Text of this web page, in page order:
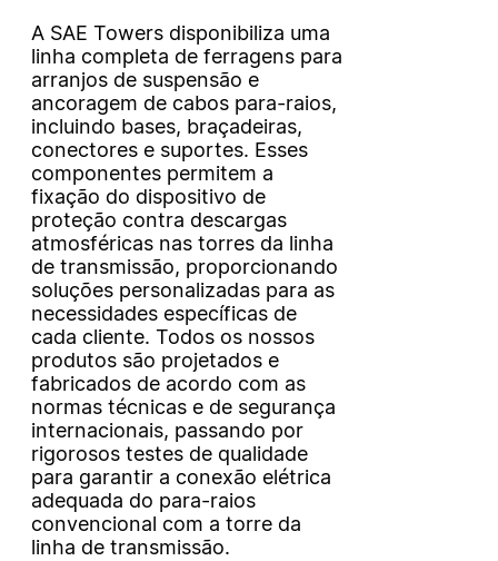
A SAE Towers disponibiliza uma
linha completa de ferragens para
arranjos de suspensão e
ancoragem de cabos para-raios,
incluindo bases, braçadeiras,
conectores e suportes. Esses
componentes permitem a
fixação do dispositivo de
proteção contra descargas
atmosféricas nas torres da linha
de transmissão, proporcionando
soluções personalizadas para as
necessidades específicas de
cada cliente. Todos os nossos
produtos são projetados e
fabricados de acordo com as
normas técnicas e de segurança
internacionais, passando por
rigorosos testes de qualidade
para garantir a conexão elétrica
adequada do para-raios
convencional com a torre da
linha de transmissão.